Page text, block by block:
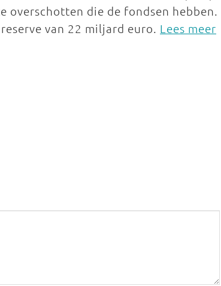
overschotten die de fondsen hebben.
van 22 miljard euro. Lees meer